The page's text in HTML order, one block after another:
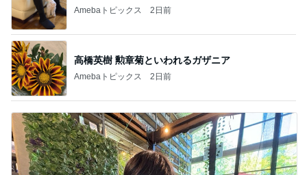
Amebaトピックス 2日前
高橋英樹 勲章菊といわれるガザニア
Amebaトピックス 2日前